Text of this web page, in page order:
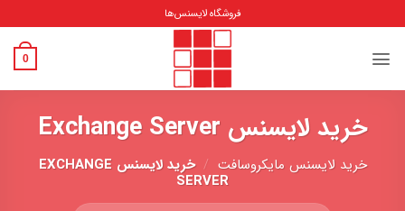
content
فروشگاه لایسنس‌ها
0
خرید لایسنس Exchange Server
خرید لایسنس مایکروسافت / خرید لایسنس EXCHANGE
SERVER